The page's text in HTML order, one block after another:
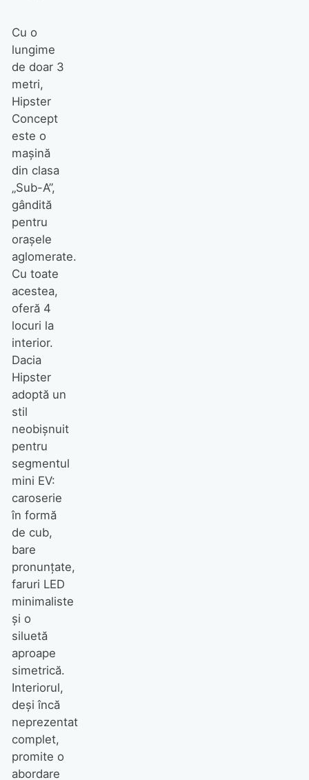
Cu o
lungime
de doar 3
metri,
Hipster
Concept
este o
mașină
din clasa
„Sub-A”,
gândită
pentru
orașele
aglomerate.
Cu toate
acestea,
oferă 4
locuri la
interior.
Dacia
Hipster
adoptă un
stil
neobișnuit
pentru
segmentul
mini EV:
caroserie
în formă
de cub,
bare
pronunțate,
faruri LED
minimaliste
și o
siluetă
aproape
simetrică.
Interiorul,
deși încă
neprezentat
complet,
promite o
abordare